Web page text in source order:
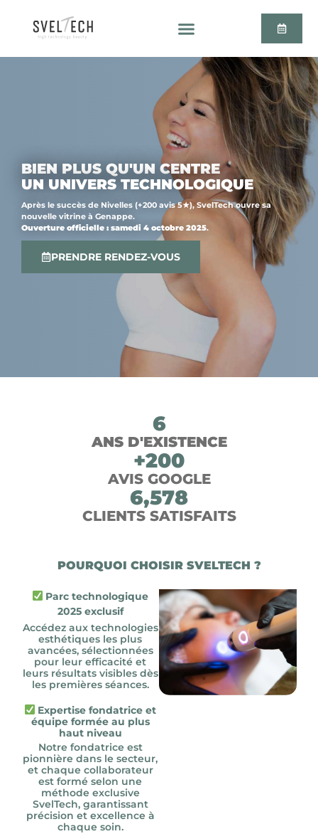
BIEN PLUS QU'UN CENTRE
UN UNIVERS TECHNOLOGIQUE
Après le succès de Nivelles (+200 avis 5★), SvelTech ouvre sa
nouvelle vitrine à Genappe.
Ouverture officielle : samedi 4 octobre 2025.
PRENDRE RENDEZ-VOUS
ANS D'EXISTENCE
6
AVIS GOOGLE
+200
CLIENTS SATISFAITS
6,578
POURQUOI CHOISIR SVELTECH ?
Parc technologique
2025 exclusif
Accédez aux technologies
esthétiques les plus
avancées, sélectionnées
pour leur efficacité et
leurs résultats visibles dès
les premières séances.
Expertise fondatrice et
équipe formée au plus
haut niveau
Notre fondatrice est
pionnière dans le secteur,
et chaque collaborateur
est formé selon une
méthode exclusive
SvelTech, garantissant
précision et excellence à
chaque soin.